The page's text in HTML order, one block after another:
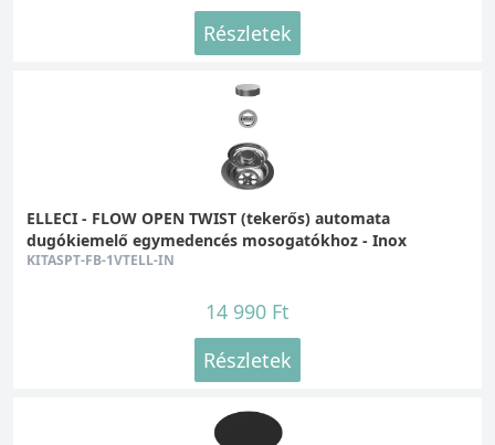
Részletek
ELLECI - FLOW OPEN TWIST (tekerős) automata
dugókiemelő egymedencés mosogatókhoz - Inox
KITASPT-FB-1VTELL-IN
14 990 Ft
Részletek